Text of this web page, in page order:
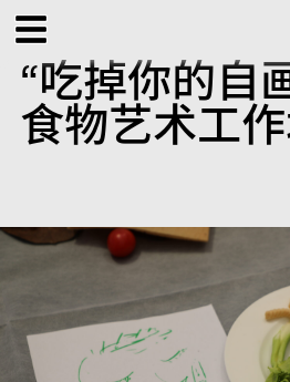
展览
公共项目
特别项目
X 虚拟
出版项目
“吃掉你的自
食物艺术工